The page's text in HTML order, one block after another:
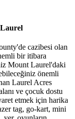
cazibesi olan
bir itibara
Mount Laurel'daki
önemli
Laurel Acres
ve çocuk dostu
etmek için harika
tag, go-kart, mini